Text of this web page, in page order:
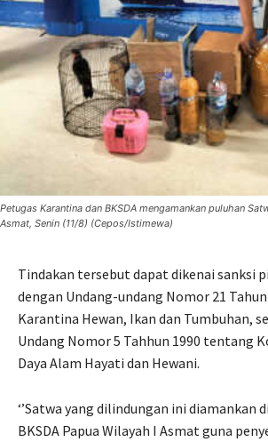
Petugas Karantina dan BKSDA mengamankan puluhan
Asmat, Senin (11/8) (Cepos/Istimewa)
Tindakan tersebut dapat dikenai sanksi
dengan Undang-undang Nomor 21
Karantina Hewan, Ikan dan Tumbuhan,
Undang Nomor 5 Tahhun 1990 tentang
Daya Alam Hayati dan Hewani.
‘’Satwa yang dilindungan ini diamankan
BKSDA Papua Wilayah I Asmat guna